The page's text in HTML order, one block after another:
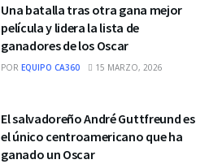
Una batalla tras otra gana mejor
película y lidera la lista de
ganadores de los Oscar
POR EQUIPO CA360 15 MARZO, 2026
El salvadoreño André Guttfreund es
el único centroamericano que ha
ganado un Oscar